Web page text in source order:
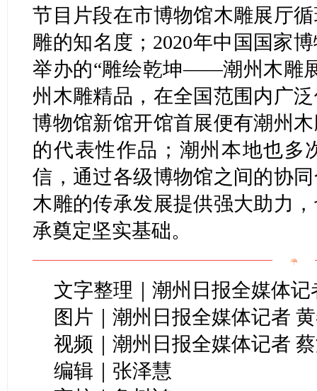
节目片段在市博物馆木雕展厅
雕的知名度；2020年中国国家
举办的“雕绘乾坤——潮州木雕
州木雕精品，在全国范围内广
博物馆新馆开馆首展便有潮州
的代表性作品；潮州本地也
信，通过各级博物馆之间的协
木雕的传承发展提供强大助力
承奠定坚实基础。
文字整理｜潮州日报全媒体
图片｜潮州日报全媒体记者
视频｜潮州日报全媒体记者
编辑｜张泽慧